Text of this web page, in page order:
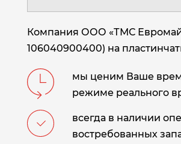
Компания ООО «ТМС
106040900400) на
мы ценим Ваше
режиме реального
всегда в наличии
востребованных